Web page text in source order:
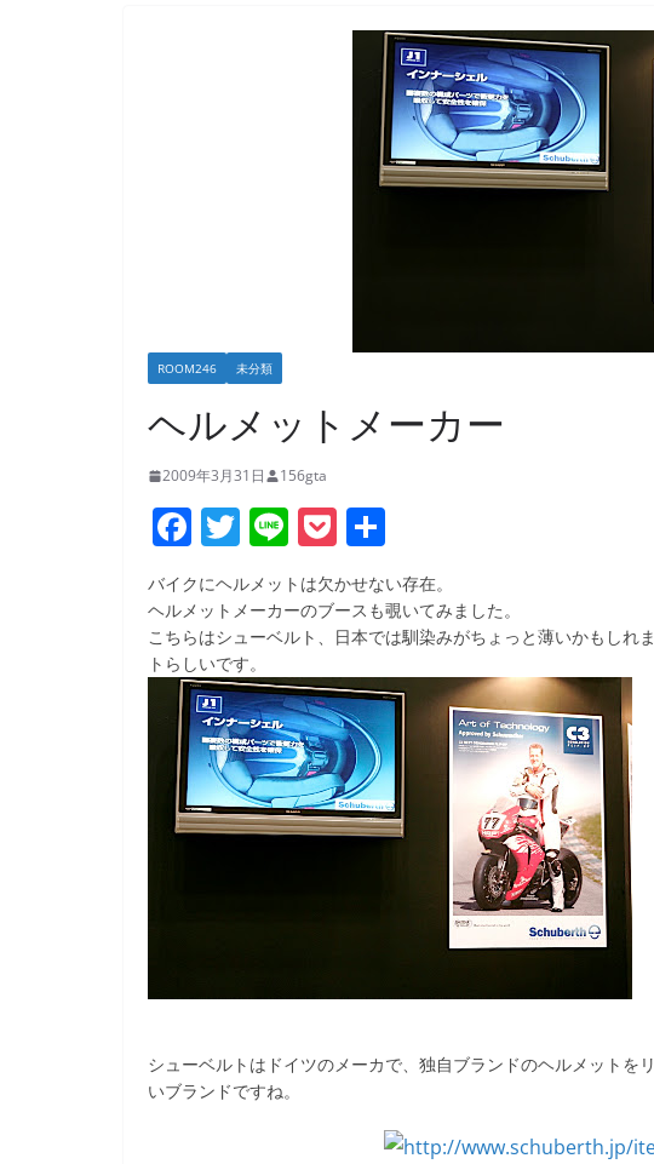
ROOM246 未分類
ヘルメットメーカー
2009年3月31日 156gta
F
a
c
e
b
o
o
k
T
w
itt
er
Li
n
e
P
o
ck
et
有
バイクにヘルメットは欠かせない存在。
ヘルメットメーカーのブースも覗いてみました。
こちらはシューベルト、日本では馴染みがちょっと薄いかもしれ
トらしいです。
シューベルトはドイツのメーカで、独自ブランドのヘルメットを
いブランドですね。